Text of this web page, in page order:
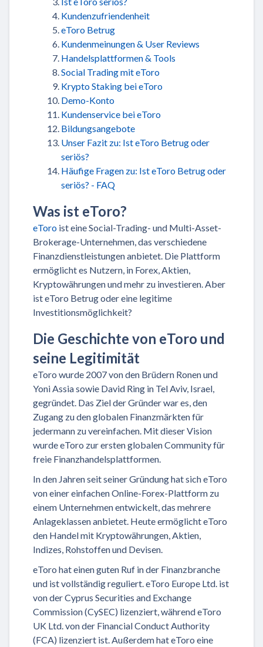
Kundenzufriendenheit
eToro Betrug
Kundenmeinungen & User Reviews
Handelsplattformen & Tools
Social Trading mit eToro
Krypto Staking bei eToro
Demo-Konto
Kundenservice bei eToro
Bildungsangebote
Unser Fazit zu: Ist eToro Betrug oder
seriös?
Häufige Fragen zu: Ist eToro Betrug oder
seriös? - FAQ
Was ist eToro?
eToro ist eine Social-Trading- und Multi-Asset-
Brokerage-Unternehmen, das verschiedene
Finanzdienstleistungen anbietet. Die Plattform
ermöglicht es Nutzern, in Forex, Aktien,
Kryptowährungen und mehr zu investieren. Aber
ist eToro Betrug oder eine legitime
Investitionsmöglichkeit?
Die Geschichte von eToro und
seine Legitimität
eToro wurde 2007 von den Brüdern Ronen und
Yoni Assia sowie David Ring in Tel Aviv, Israel,
gegründet. Das Ziel der Gründer war es, den
Zugang zu den globalen Finanzmärkten für
jedermann zu vereinfachen. Mit dieser Vision
wurde eToro zur ersten globalen Community für
freie Finanzhandelsplattformen.
In den Jahren seit seiner Gründung hat sich eToro
von einer einfachen Online-Forex-Plattform zu
einem Unternehmen entwickelt, das mehrere
Anlageklassen anbietet. Heute ermöglicht eToro
den Handel mit Kryptowährungen, Aktien,
Indizes, Rohstoffen und Devisen.
eToro hat einen guten Ruf in der Finanzbranche
und ist vollständig reguliert. eToro Europe Ltd. ist
von der Cyprus Securities and Exchange
Commission (CySEC) lizenziert, während eToro
UK Ltd. von der Financial Conduct Authority
(FCA) lizenziert ist. Außerdem hat eToro eine